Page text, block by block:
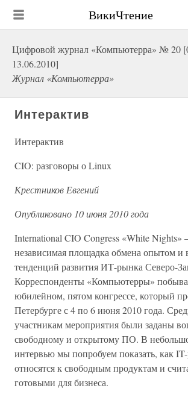
ВикиЧтение
Цифровой журнал «Компьютерра» № 20
13.06.2010]
Журнал «Компьютерра»
Интерактив
Интерактив
CIO: разговоры о Linux
Крестников Евгений
Опубликовано 10 июня 2010 года
International CIO Congress «White Nights»
независимая площадка обмена опытом и
тенденций развития ИТ-рынка Северо-
Корреспонденты «Компьютерры»
юбилейном, пятом конгрессе, который
Петербурге с 4 по 6 июня 2010 года.
участникам мероприятия были заданы
свободному и открытому ПО. В
интервью мы попробуем показать, как
относятся к свободным продуктам и
готовыми для бизнеса.